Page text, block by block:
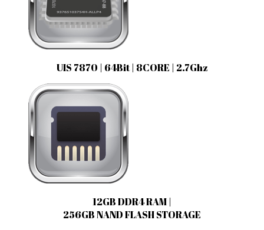
UIS 7870 | 64Bit | 8CORE | 2.7Ghz
12GB DDR4 RAM |
256GB NAND FLASH STORAGE